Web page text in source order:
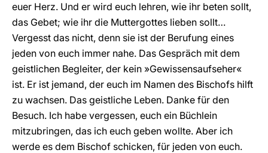
euer Herz. Und er wird euch lehren, wie ihr beten sollt,
das Gebet; wie ihr die Muttergottes lieben sollt…
Vergesst das nicht, denn sie ist der Berufung eines
jeden von euch immer nahe. Das Gespräch mit dem
geistlichen Begleiter, der kein »Gewissensaufseher«
ist. Er ist jemand, der euch im Namen des Bischofs hilft
zu wachsen. Das geistliche Leben. Danke für den
Besuch. Ich habe vergessen, euch ein Büchlein
mitzubringen, das ich euch geben wollte. Aber ich
werde es dem Bischof schicken, für jeden von euch.